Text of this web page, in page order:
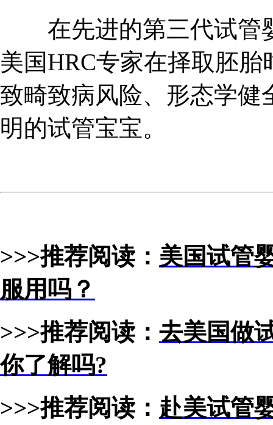
在先进的第三代试管
美国HRC专家在择取胚
致畸致病风险、形态学健
明的试管宝宝。
>>>推荐阅读： 美国试管
服用吗？
>>>推荐阅读： 去美国做
你了解吗?
>>>推荐阅读： 赴美试管